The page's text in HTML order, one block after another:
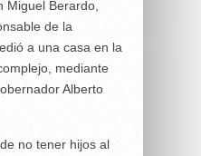
Miguel Berardo,
de la
a una casa en la
mediante
Alberto
no tener hijos al